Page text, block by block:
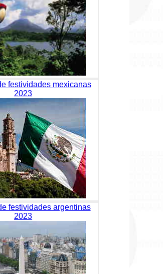
festividades mexicanas
2023
festividades argentinas
2023